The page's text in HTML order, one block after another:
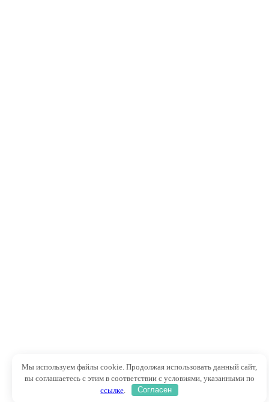
Мы используем файлы cookie. Продолжая использовать данный сайт,
вы соглашаетесь с этим в соответствии с условиями, указанными по
ссылке
Согласен